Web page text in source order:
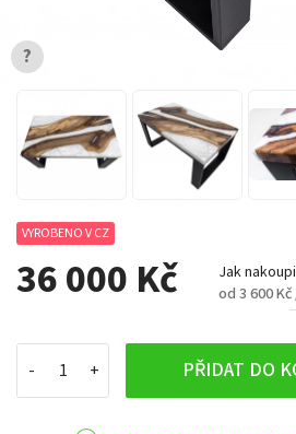
VYROBENO V CZ
36 000 Kč Jak
od 3 600
PŘIDAT DO
?